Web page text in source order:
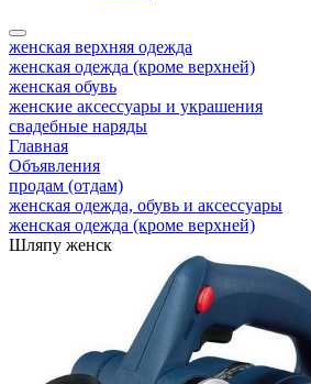
женская верхняя одежда
женская одежда (кроме верхней)
женская обувь
женские аксессуары и украшения
свадебные наряды
Главная
Объявления
продам (отдам)
женская одежда, обувь и аксессуары
женская одежда (кроме верхней)
Шляпу женск